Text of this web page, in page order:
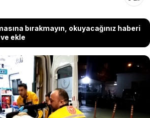
bırakmayın, okuyacağınız haberi
ekle
A. (27), hırsızlık için girdiği evin
T. (29) ile karşılaşıp kavga etti. Polis
ifadesinin ardından serbest